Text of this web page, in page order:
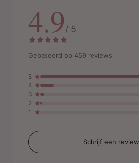
4.9/ 5
Gebaseerd op 459 reviews
5
4
3
2
1
Schrijf een review